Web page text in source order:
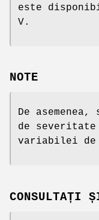
este
V.
NOTE
De
de
variabilei de
CONSULTAȚI